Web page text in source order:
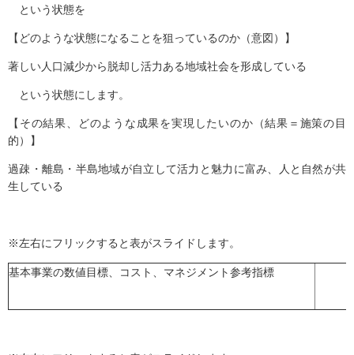
という状態を
【どのような状態になることを狙っているのか（意図）】
著しい人口減少から脱却し活力ある地域社会を形成している
という状態にします。
【その結果、どのような成果を実現したいのか（結果＝施策の目
的）】
過疎・離島・半島地域が自立して活力と魅力に富み、人と自然が共
生している
※左右にフリックすると表がスライドします。
基本事業の数値目標、コスト、マネジメント参考指標